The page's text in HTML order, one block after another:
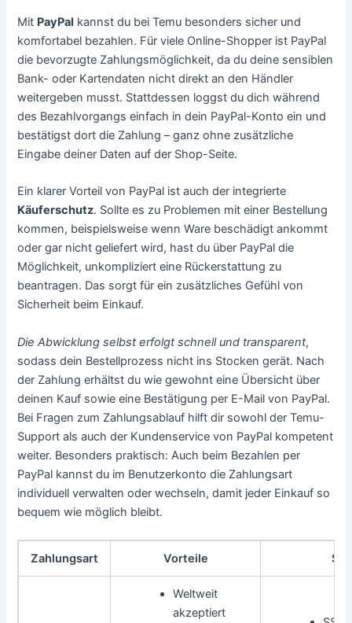
Mit PayPal kannst du bei Temu besonders sicher und
komfortabel bezahlen. Für viele Online-Shopper ist PayPal
die bevorzugte Zahlungsmöglichkeit, da du deine sensiblen
Bank- oder Kartendaten nicht direkt an den Händler
weitergeben musst. Stattdessen loggst du dich während
des Bezahlvorgangs einfach in dein PayPal-Konto ein und
bestätigst dort die Zahlung – ganz ohne zusätzliche
Eingabe deiner Daten auf der Shop-Seite.
Ein klarer Vorteil von PayPal ist auch der integrierte
Käuferschutz. Sollte es zu Problemen mit einer Bestellung
kommen, beispielsweise wenn Ware beschädigt ankommt
oder gar nicht geliefert wird, hast du über PayPal die
Möglichkeit, unkompliziert eine Rückerstattung zu
beantragen. Das sorgt für ein zusätzliches Gefühl von
Sicherheit beim Einkauf.
Die Abwicklung selbst erfolgt schnell und transparent,
sodass dein Bestellprozess nicht ins Stocken gerät. Nach
der Zahlung erhältst du wie gewohnt eine Übersicht über
deinen Kauf sowie eine Bestätigung per E-Mail von PayPal.
Bei Fragen zum Zahlungsablauf hilft dir sowohl der Temu-
Support als auch der Kundenservice von PayPal kompetent
weiter. Besonders praktisch: Auch beim Bezahlen per
PayPal kannst du im Benutzerkonto die Zahlungsart
individuell verwalten oder wechseln, damit jeder Einkauf so
bequem wie möglich bleibt.
Zahlungsart Vorteile
Weltweit
akzeptiert